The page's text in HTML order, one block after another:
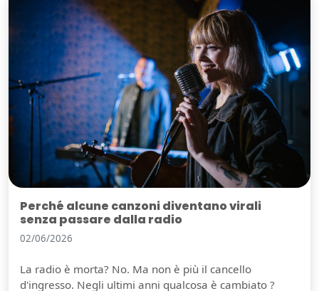
Perché alcune canzoni diventano virali
senza passare dalla radio
02/06/2026
La radio è morta? No. Ma non è più il cancello
d'ingresso. Negli ultimi anni qualcosa è cambiato ?